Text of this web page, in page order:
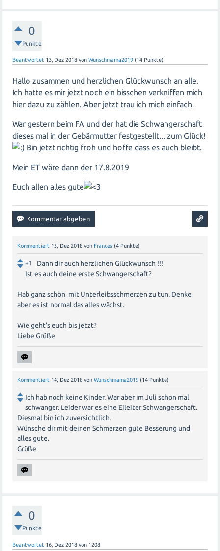
0
Punkte
Beantwortet 13, Dez 2018 von Wunschmama2019 (14 Punkte)
Hallo zusammen und herzlichen Glückwunsch an alle.
Ich hatte es mir jetzt noch ein bisschen verkniffen mich
hier dazu zu zählen. Aber jetzt trau ich mich einfach.
War gestern beim FA und der hat die Schwangerschaft
dieses mal in der Gebärmutter festgestellt... zum Glück!
Bin jetzt richtig froh und hoffe dass es auch bleibt.
Mein ET wäre dann der 17.8.2019
Euch allen alles gute
Kommentiert 13, Dez 2018 von Frances (4 Punkte)
+1
Dann dir auch herzlichen Glückwunsch !!!
Ist es auch deine erste Schwangerschaft?
Hab ganz schön mit Unterleibsschmerzen zu tun. Denke
aber es ist normal das alles wächst.
Wie geht's euch bis jetzt?
Liebe Grüße
Kommentiert 14, Dez 2018 von Wunschmama2019 (14 Punkte)
Ich hab noch keine Kinder. War aber im Juli schon mal
schwanger. Leider war es eine Eileiter Schwangerschaft.
Diesmal bin ich zuversichtlich.
Wünsche dir mit deinen Schmerzen gute Besserung und
alles gute.
Grüße
0
Punkte
Beantwortet 16, Dez 2018 von 1208